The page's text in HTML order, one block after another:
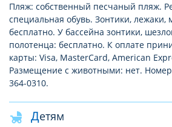
Пляж: собственный песчаный пляж.
специальная обувь. Зонтики, лежаки,
бесплатно. У бассейна зонтики,
полотенца: бесплатно. К оплате
карты: Visa, MasterCard, American
Размещение с животными: нет.
364-0310.
Детям